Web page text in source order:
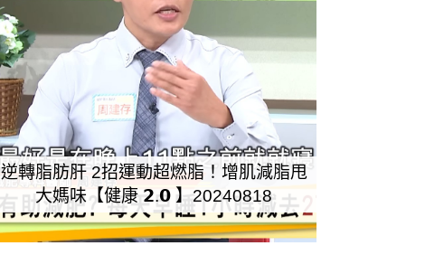
逆轉脂肪肝 2招運動超燃脂！增肌減脂甩
大媽味【健康 𝟮.𝟬 】20240818